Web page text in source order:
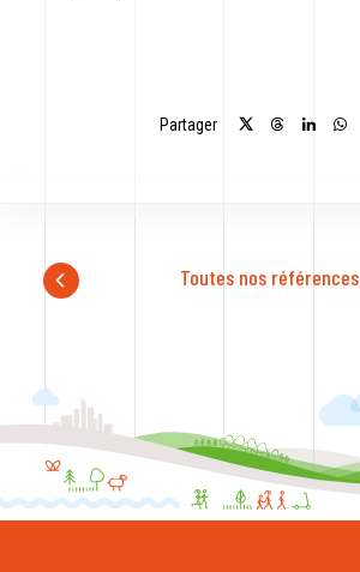
Partager
Toutes nos références